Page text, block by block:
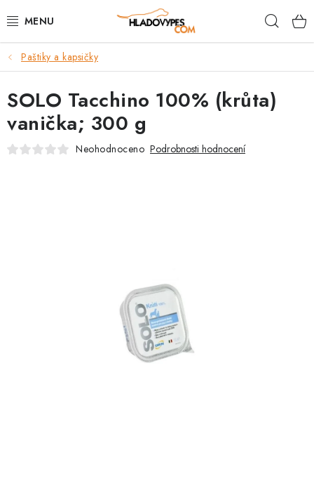
na
POTŘEBY PRO PSY
TAMI PŘEPRAVNÍ BOXY
SPORT SE PSEM
Paštiky a kapsičky
SOLO Tacchino 100% (krůta)
vanička; 300 g
Neohodnoceno Podrobnosti hodnocení